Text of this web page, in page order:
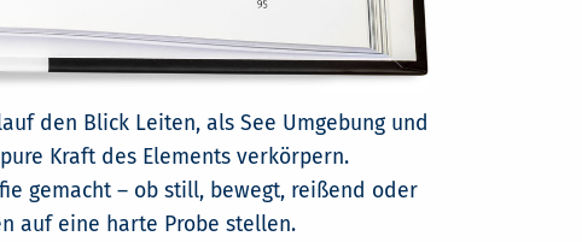
den Blick Leiten, als See Umgebung und
Kraft des Elements verkörpern.
gemacht – ob still, bewegt, reißend oder
auf eine harte Probe stellen.